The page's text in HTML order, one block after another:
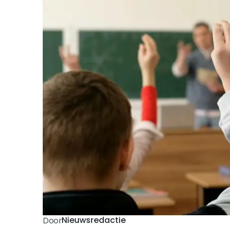
DoorNieuwsredactie